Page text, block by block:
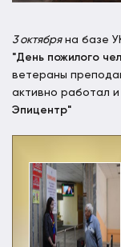
3 октябряна базе
"День пожилого
ветераны
активно работал
Эпицентр"